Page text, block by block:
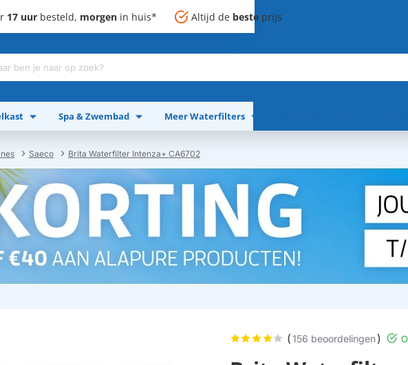
17 uur besteld, morgen in huis* Altijd de beste prijs
Spa & Zwembad Meer Waterfilters
Saeco Brita Waterfilter Intenza+ CA6702​​​​​​​
(156 beoordelingen)